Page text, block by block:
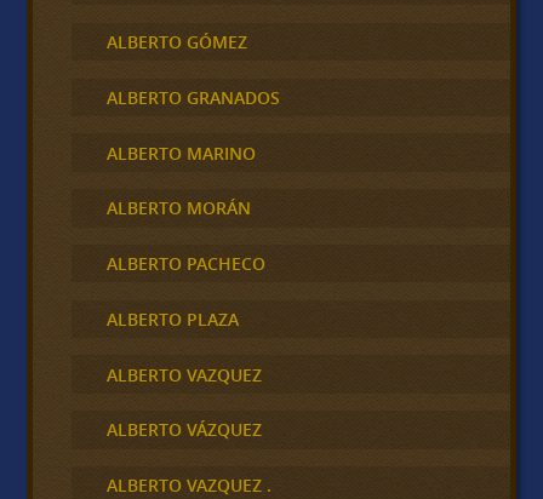
ALBERTO GÓMEZ
ALBERTO GRANADOS
ALBERTO MARINO
ALBERTO MORÁN
ALBERTO PACHECO
ALBERTO PLAZA
ALBERTO VAZQUEZ
ALBERTO VÁZQUEZ
ALBERTO VAZQUEZ .